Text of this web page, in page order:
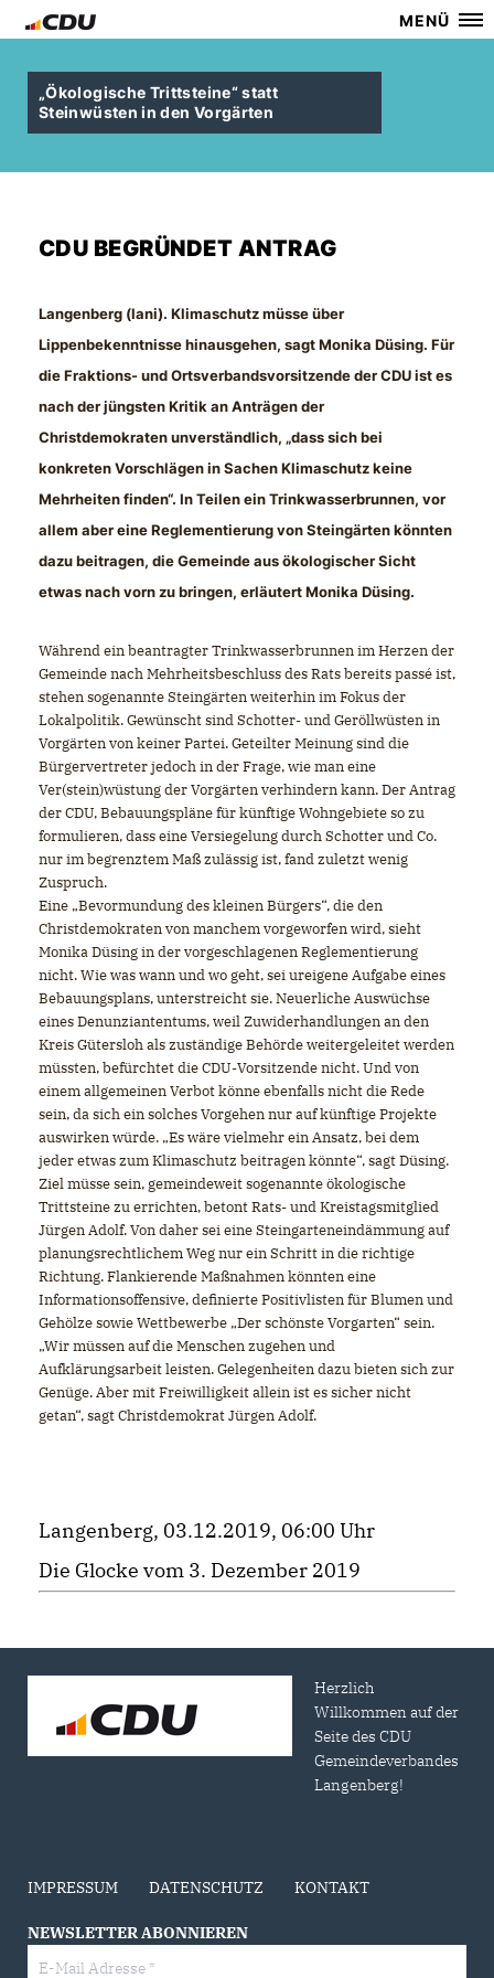
MENÜ
Ökologische Trittsteine“ statt
Steinwüsten in den Vorgärten
CDU BEGRÜNDET ANTRAG
Langenberg (lani). Klimaschutz müsse über
Lippenbekenntnisse hinausgehen, sagt Monika Düsing. Für
die Fraktions- und Ortsverbandsvorsitzende der CDU ist es
nach der jüngsten Kritik an Anträgen der
Christdemokraten unverständlich, „dass sich bei
konkreten Vorschlägen in Sachen Klimaschutz keine
Mehrheiten finden“. In Teilen ein Trinkwasserbrunnen, vor
allem aber eine Reglementierung von Steingärten könnten
dazu beitragen, die Gemeinde aus ökologischer Sicht
etwas nach vorn zu bringen, erläutert Monika Düsing.
Während ein beantragter Trinkwasserbrunnen im Herzen der
Gemeinde nach Mehrheitsbeschluss des Rats bereits passé ist,
stehen sogenannte Steingärten weiterhin im Fokus der
Lokalpolitik. Gewünscht sind Schotter- und Geröllwüsten in
Vorgärten von keiner Partei. Geteilter Meinung sind die
Bürgervertreter jedoch in der Frage, wie man eine
Ver(stein)wüstung der Vorgärten verhindern kann. Der Antrag
der CDU, Bebauungspläne für künftige Wohngebiete so zu
formulieren, dass eine Versiegelung durch Schotter und Co.
nur im begrenztem Maß zulässig ist, fand zuletzt wenig
Zuspruch.
Eine „Bevormundung des kleinen Bürgers“, die den
Christdemokraten von manchem vorgeworfen wird, sieht
Monika Düsing in der vorgeschlagenen Reglementierung
nicht. Wie was wann und wo geht, sei ureigene Aufgabe eines
Bebauungsplans, unterstreicht sie. Neuerliche Auswüchse
eines Denunziantentums, weil Zuwiderhandlungen an den
Kreis Gütersloh als zuständige Behörde weitergeleitet werden
müssten, befürchtet die CDU-Vorsitzende nicht. Und von
einem allgemeinen Verbot könne ebenfalls nicht die Rede
sein, da sich ein solches Vorgehen nur auf künftige Projekte
auswirken würde. „Es wäre vielmehr ein Ansatz, bei dem
jeder etwas zum Klimaschutz beitragen könnte“, sagt Düsing.
Ziel müsse sein, gemeindeweit sogenannte ökologische
Trittsteine zu errichten, betont Rats- und Kreistagsmitglied
Jürgen Adolf. Von daher sei eine Steingarteneindämmung auf
planungsrechtlichem Weg nur ein Schritt in die richtige
Richtung. Flankierende Maßnahmen könnten eine
Informationsoffensive, definierte Positivlisten für Blumen und
Gehölze sowie Wettbewerbe „Der schönste Vorgarten“ sein.
Wir müssen auf die Menschen zugehen und
Aufklärungsarbeit leisten. Gelegenheiten dazu bieten sich zur
Genüge. Aber mit Freiwilligkeit allein ist es sicher nicht
getan“, sagt Christdemokrat Jürgen Adolf.
Langenberg, 03.12.2019, 06:00 Uhr
Die Glocke vom 3. Dezember 2019
Herzlich
Willkommen auf der
Seite des CDU
Gemeindeverbandes
Langenberg!
IMPRESSUM DATENSCHUTZ KONTAKT
NEWSLETTER ABONNIEREN